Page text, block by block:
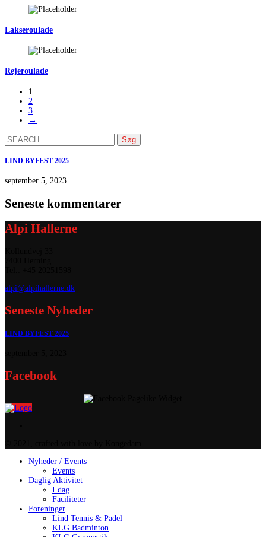
Lakseroulade
Rejeroulade
1
2
3
→
Søg
efter:
LIND BYFEST 2025
september 5, 2023
Seneste kommentarer
Alpi Hallerne
alpi@alpihallerne.dk
Seneste Nyheder
LIND BYFEST 2025
Facebook
Nyheder / Events
Events
Daglig Aktivitet
I dag
Faciliteter
Foreninger
Lind Tennis & Padel
KLG Badminton